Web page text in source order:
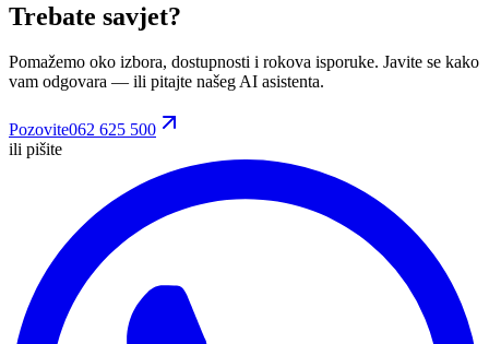
Trebate savjet?
Pomažemo oko izbora, dostupnosti i rokova isporuke. Javite se kako
vam odgovara — ili pitajte našeg AI asistenta.
Pozovite062 625 500
ili pišite